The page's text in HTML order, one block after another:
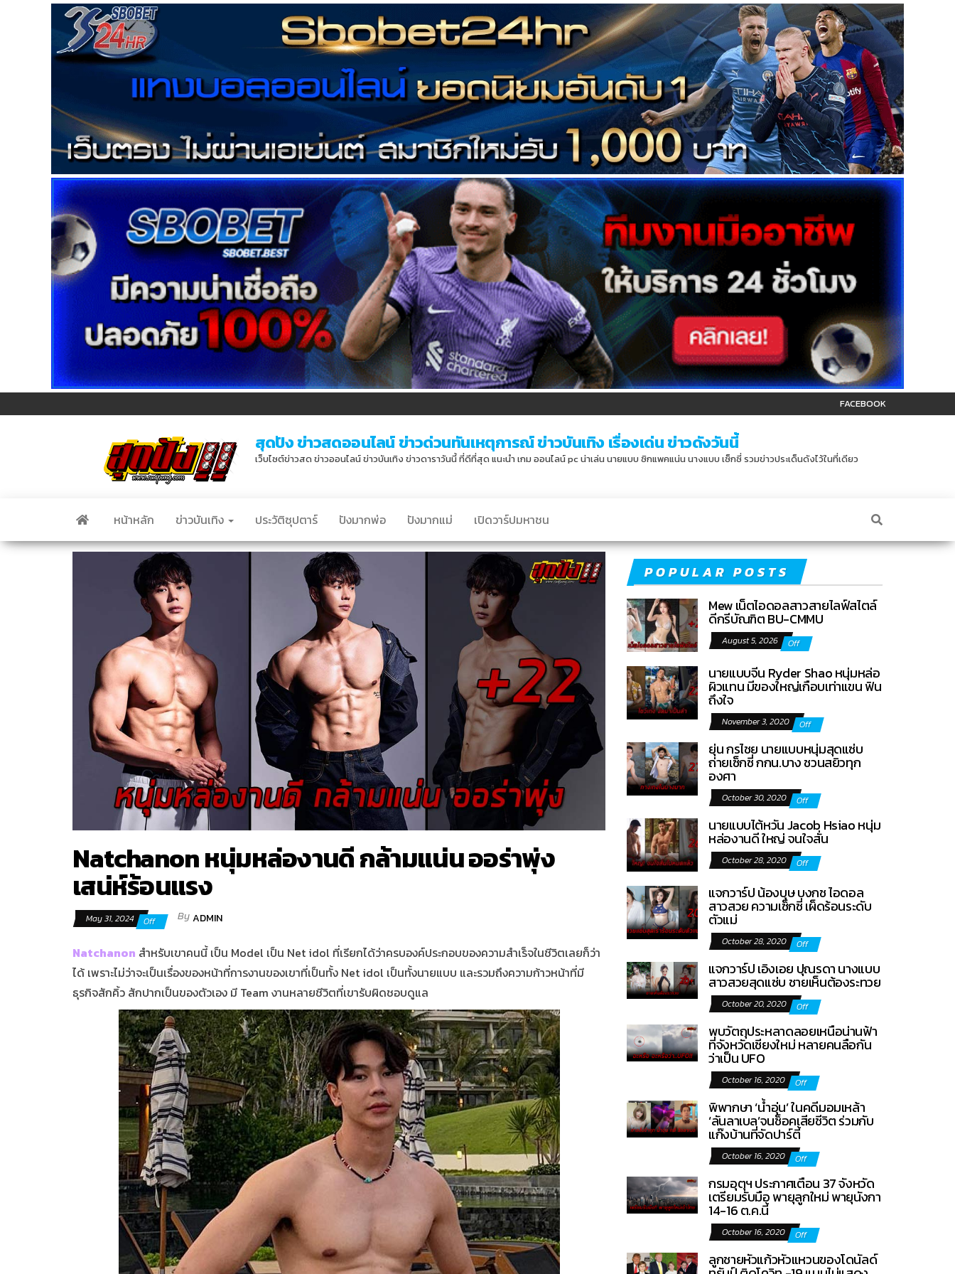
FACEBOOK
สุดปัง ข่าวสดออนไลน์ ข่าวด่วนทันเหตุการณ์ ข่าวบันเทิง เรื่องเด่น ข่าวดังวันนี้
เว็บไซต์ข่าวสด ข่าวออนไลน์ ข่าวบันเทิง ข่าวดาราวันนี้ ที่ดีที่สุด แนะนำ เกม ออนไลน์ pc น่าเล่น นายแบบ ซิกแพคแน่น นางแบบ เซ็กซี่ รวมข่าวประเด็นดังไว้ในที่เดียว
หน้าหลัก ข่าวบันเทิง ประวัติซุปตาร์ ปังมากพ่อ ปังมากแม่ เปิดวาร์ปมหาชน
Natchanon หนุ่มหล่องานดี กล้ามแน่น ออร่าพุ่ง
เสน่ห์ร้อนแรง
May 31, 2024 Off ByADMIN
Natchanon สำหรับเขาคนนี้ เป็น Model เป็น Net idol ที่เรียกได้ว่าครบองค์ประกอบของความสำเร็จในชีวิตเลยก็ว่า
ได้ เพราะไม่ว่าจะเป็นเรื่องของหน้าที่การงานของเขาที่เป็นทั้ง Net idol เป็นทั้งนายแบบ และรวมถึงความก้าวหน้าที่มี
ธุรกิจสักคิ้ว สักปากเป็นของตัวเอง มี Team งานหลายชีวิตที่เขารับผิดชอบดูแล
POPULAR POSTS
Mew เน็ตไอดอลสาวสายไลฟ์สไตล์
ดีกรีบัณฑิต BU-CMMU
August 5, 2026 Off
นายแบบจีน Ryder Shao หนุ่มหล่อ
ผิวแทน มีของใหญ่เกือบเท่าแขน ฟิน
ถึงใจ
November 3, 2020 Off
ยุ่น กรไชย นายแบบหนุ่มสุดแซ่บ
ถ่ายเซ็กซี่ กกน.บาง ชวนสยิวทุก
องศา
October 30, 2020 Off
นายแบบไต้หวัน Jacob Hsiao หนุ่ม
หล่องานดี ใหญ่ จนใจสั่น
October 28, 2020 Off
แจกวาร์ป น้องบุษ บงกช ไอดอล
สาวสวย ความเซ็กซี่ เผ็ดร้อนระดับ
ตัวแม่
October 28, 2020 Off
แจกวาร์ป เอิงเอย ปุณรดา นางแบบ
สาวสวยสุดแซ่บ ชายเห็นต้องระทวย
October 20, 2020 Off
พบวัตถุประหลาดลอยเหนือน่านฟ้า
ที่จังหวัดเชียงใหม่ หลายคนลือกัน
ว่าเป็น UFO
October 16, 2020 Off
พิพากษา ‘น้ำอุ่น’ ในคดีมอมเหล้า
‘ลันลาเบล’จนช็อคเสียชีวิต ร่วมกับ
แก๊งบ้านที่จัดปาร์ตี้
October 16, 2020 Off
กรมอุตุฯ ประกาศเตือน 37 จังหวัด
เตรียมรับมือ พายุลูกใหม่ พายุนังกา
14-16 ต.ค.นี้
October 16, 2020 Off
ลูกชายหัวแก้วหัวแหวนของโดนัลด์